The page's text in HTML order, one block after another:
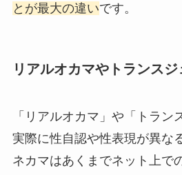
とが最大の違いです。
リアルオカマやトランス
「リアルオカマ」や「トラン
実際に性自認や性表現が異な
ネカマはあくまでネット上で